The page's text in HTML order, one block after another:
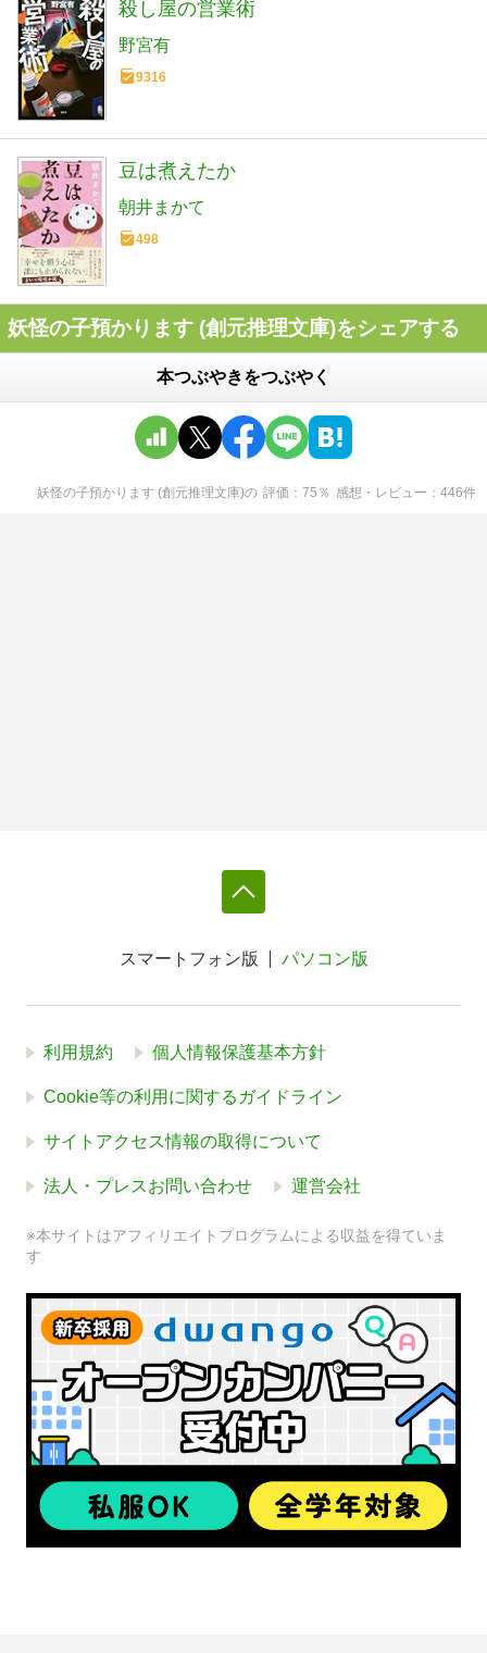
殺し屋の営業術
野宮有
9316
豆は煮えたか
朝井まかて
498
妖怪の子預かります (創元推理文庫)をシェアする
本つぶやきをつぶやく
妖怪の子預かります (創元推理文庫)の 評価 75 ％ 感想・レビュー 446件
スマートフォン版 パソコン版
利用規約 個人情報保護基本方針
Cookie等の利用に関するガイドライン
サイトアクセス情報の取得について
法人・プレスお問い合わせ 運営会社
※本サイトはアフィリエイトプログラムによる収益を得ていま
す